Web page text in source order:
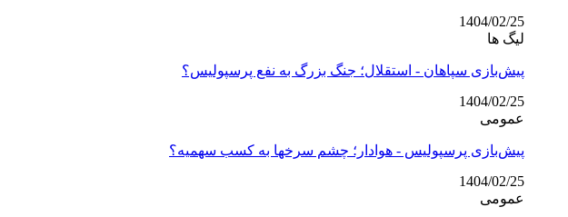
1404/02/25
لیگ ها
پیش‌بازی سپاهان - استقلال؛ جنگ بزرگ به نفع پرسپولیس؟
1404/02/25
عمومی
پیش‌بازی پرسپولیس - هوادار؛ چشم سرخها به کسب سهمیه؟
1404/02/25
عمومی